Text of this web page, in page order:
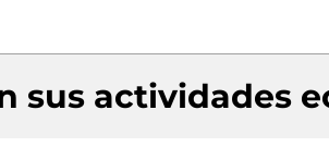
sus actividades